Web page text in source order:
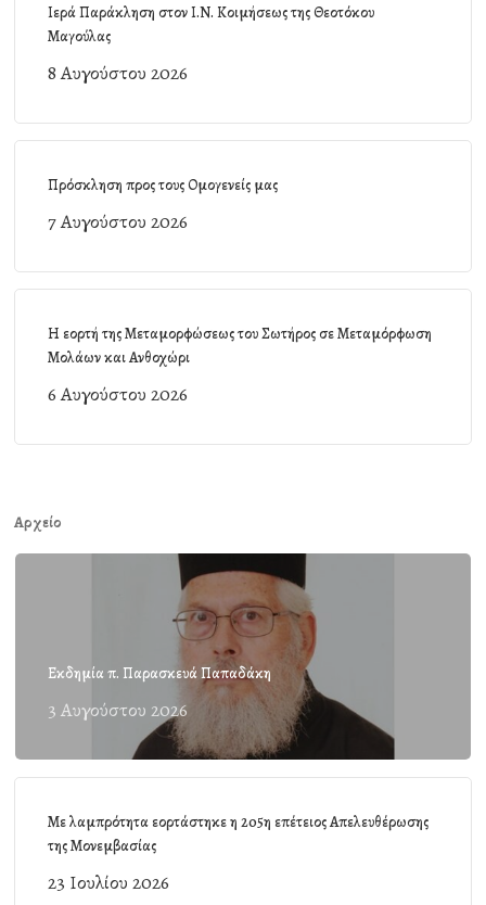
Ιερά Παράκληση στον Ι.Ν. Κοιμήσεως της Θεοτόκου
Μαγούλας
8 Αυγούστου 2026
Πρόσκληση προς τους Ομογενείς μας
7 Αυγούστου 2026
Η εορτή της Μεταμορφώσεως του Σωτήρος σε Μεταμόρφωση
Μολάων και Ανθοχώρι
6 Αυγούστου 2026
Αρχείο
Εκδημία π. Παρασκευά Παπαδάκη
3 Αυγούστου 2026
Με λαμπρότητα εορτάστηκε η 205η επέτειος Απελευθέρωσης
της Μονεμβασίας
23 Ιουλίου 2026